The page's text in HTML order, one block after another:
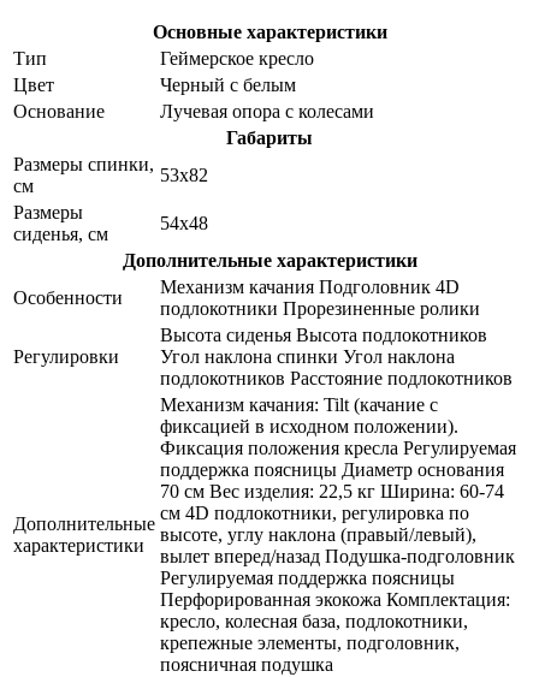
Основные характеристики
Тип
Геймерское кресло
Цвет
Черный с белым
Основание
Лучевая опора с колесами
Габариты
Размеры спинки,
см
53x82
Размеры
сиденья, см
54x48
Дополнительные характеристики
Особенности
Механизм качания Подголовник 4D
подлокотники Прорезиненные ролики
Регулировки
Высота сиденья Высота подлокотников
Угол наклона спинки Угол наклона
подлокотников Расстояние подлокотников
Дополнительные
характеристики
Механизм качания: Tilt (качание с
фиксацией в исходном положении).
Фиксация положения кресла Регулируемая
поддержка поясницы Диаметр основания
70 см Вес изделия: 22,5 кг Ширина: 60-74
см 4D подлокотники, регулировка по
высоте, углу наклона (правый/левый),
вылет вперед/назад Подушка-подголовник
Регулируемая поддержка поясницы
Перфорированная экокожа Комплектация:
кресло, колесная база, подлокотники,
крепежные элементы, подголовник,
поясничная подушка